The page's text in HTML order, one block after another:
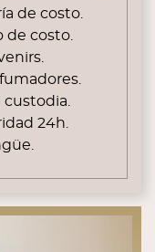
de costo.
de costo.
24h.